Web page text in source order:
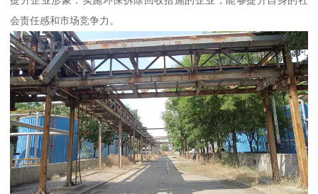
会责任感和市场竞争力。